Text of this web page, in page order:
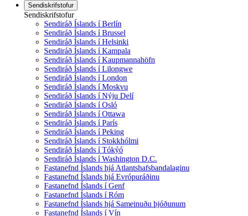
Sendiskrifstofur
Sendiskrifstofur
Sendiráð Íslands í Berlín
Sendiráð Íslands í Brussel
Sendiráð Íslands í Helsinki
Sendiráð Íslands í Kampala
Sendiráð Íslands í Kaupmannahöfn
Sendiráð Íslands í Lilongwe
Sendiráð Íslands í London
Sendiráð Íslands í Moskvu
Sendiráð Íslands í Nýju Delí
Sendiráð Íslands í Osló
Sendiráð Íslands í Ottawa
Sendiráð Íslands í París
Sendiráð Íslands í Peking
Sendiráð Íslands í Stokkhólmi
Sendiráð Íslands í Tókýó
Sendiráð Íslands í Washington D.C.
Fastanefnd Íslands hjá Atlantshafsbandalaginu
Fastanefnd Íslands hjá Evrópuráðinu
Fastanefnd Íslands í Genf
Fastanefnd Íslands í Róm
Fastanefnd Íslands hjá Sameinuðu þjóðunum
Fastanefnd Íslands í Vín